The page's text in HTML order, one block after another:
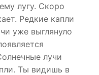
лугу. Скоро
Редкие капли
уже выглянуло
лучи
Ты видишь в